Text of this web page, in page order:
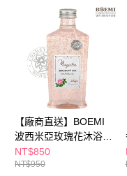
ATM／網路銀行／等多元方
※ 請注意：結帳手續完成當
購買商品的店家。未經商家
後付繳納相關費用。
※ 交易是否成功請以「
是否繳費成功／繳費後需取
客戶支援中心」https://
【注意事項】
１．透過由恩沛科技股份有
易，需依本服務之必要範圍
權轉讓予恩沛科技股份有限
２．關於個人資料處理事宜，
https://aftee.tw/terms/#terms3
【廠商直送】BOEMI
波西米亞玫瑰花沐浴膠
250ml
NT$850
NT$950